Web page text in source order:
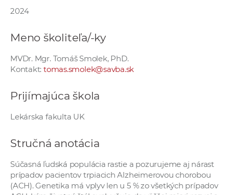
o
c
h
2024
Meno školiteľa/-ky
MVDr. Mgr. Tomáš Smolek, PhD.
Kontakt: tomas.smolek@savba.sk
Prijímajúca škola
Lekárska fakulta UK
Stručná anotácia
Súčasná ľudská populácia rastie a pozurujeme aj nárast
prípadov pacientov trpiacich Alzheimerovou chorobou
(ACH). Genetika má vplyv len u 5 % zo všetkých prípadov